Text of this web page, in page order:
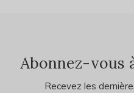
Abonnez-vous
Recevez les